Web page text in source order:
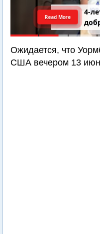
4-
Read More
Ожидается, что
США вечером 13